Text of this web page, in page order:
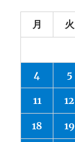
月 火
4 5
11 12
18 19